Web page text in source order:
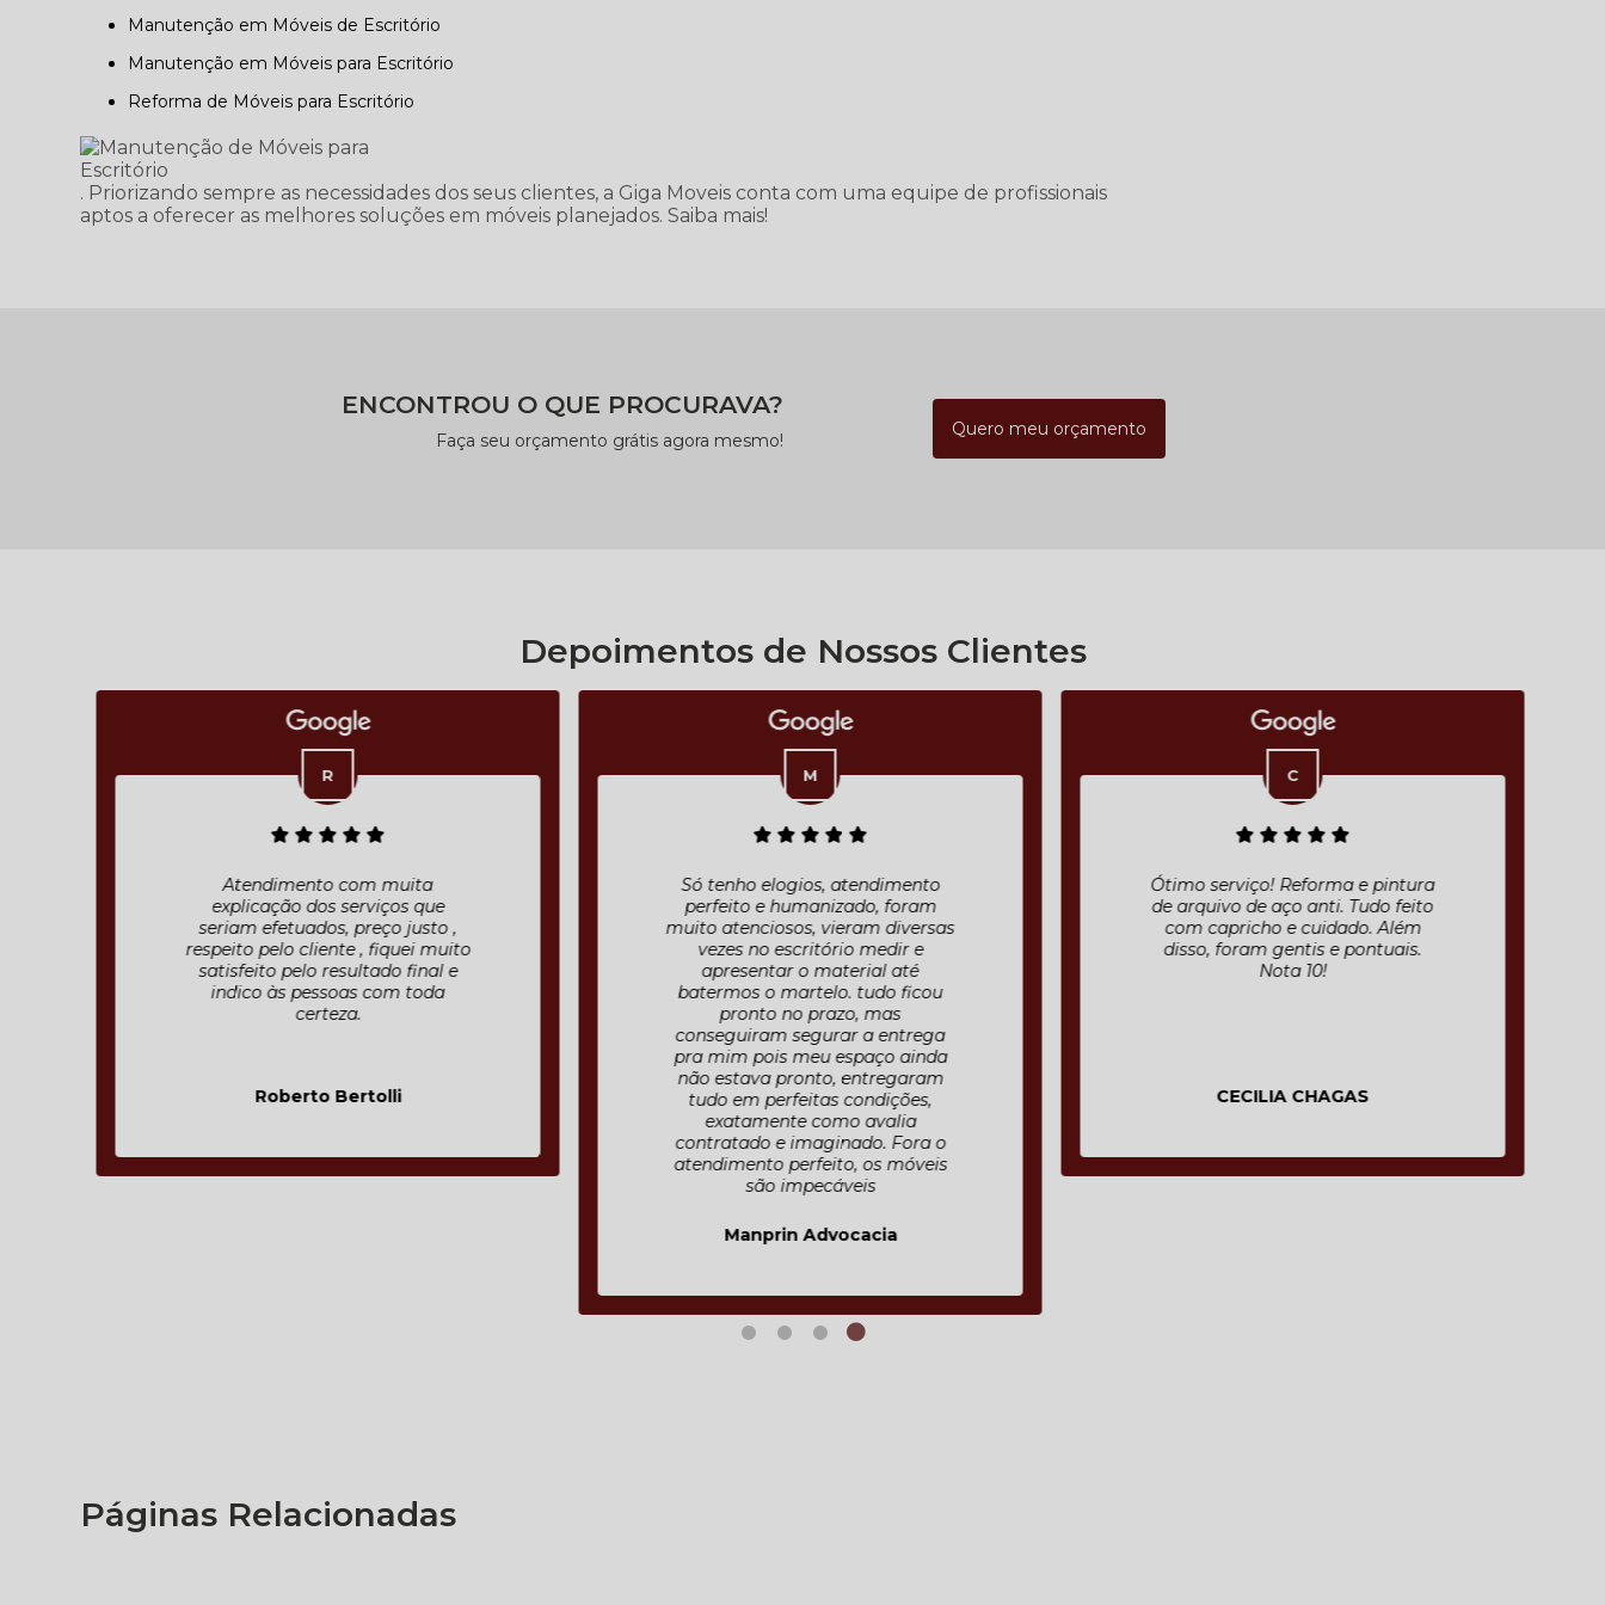
Manutenção em Móveis de Escritório
Manutenção em Móveis para Escritório
Reforma de Móveis para Escritório
. Priorizando sempre as necessidades dos seus clientes, a Giga Moveis conta com uma equipe de profissionais
aptos a oferecer as melhores soluções em móveis planejados. Saiba mais!
ENCONTROU O QUE PROCURAVA?
Faça seu orçamento grátis agora mesmo!
Quero meu orçamento
Depoimentos de Nossos Clientes
Atendimento com muita
explicação dos serviços que
seriam efetuados, preço justo ,
respeito pelo cliente , fiquei muito
satisfeito pelo resultado final e
indico às pessoas com toda
certeza.
Roberto Bertolli
Só tenho elogios, atendimento
perfeito e humanizado, foram
muito atenciosos, vieram diversas
vezes no escritório medir e
apresentar o material até
batermos o martelo. tudo ficou
pronto no prazo, mas
conseguiram segurar a entrega
pra mim pois meu espaço ainda
não estava pronto, entregaram
tudo em perfeitas condições,
exatamente como avalia
contratado e imaginado. Fora o
atendimento perfeito, os móveis
são impecáveis
Manprin Advocacia
Ótimo serviço! Reforma e pintura
de arquivo de aço anti. Tudo feito
com capricho e cuidado. Além
disso, foram gentis e pontuais.
Nota 10!
CECILIA CHAGAS
Páginas Relacionadas